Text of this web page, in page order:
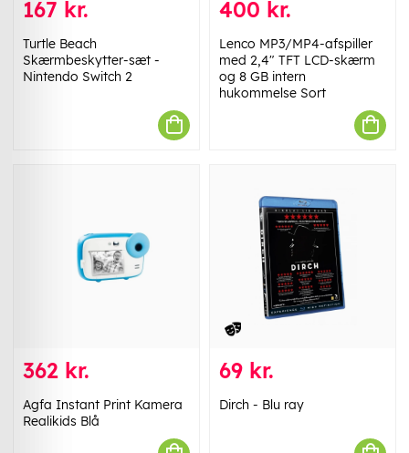
167 kr.
Turtle Beach
Skærmbeskytter-sæt -
Nintendo Switch 2
400 kr.
Lenco MP3/MP4-afspiller
med 2,4" TFT LCD-skærm
og 8 GB intern
hukommelse Sort
362 kr.
Agfa Instant Print Kamera
Realikids Blå
69 kr.
Dirch - Blu ray